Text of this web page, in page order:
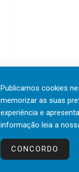
Contactos
Publicamos cookies
memorizar as suas
experiência e
informação leia a
CONCORDO